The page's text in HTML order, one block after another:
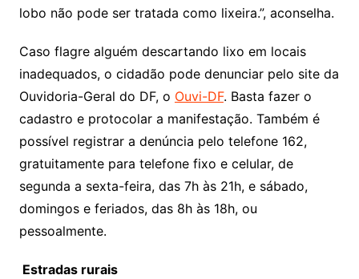
lobo não pode ser tratada como lixeira.”, aconselha.
Caso flagre alguém descartando lixo em locais
inadequados, o cidadão pode denunciar pelo site da
Ouvidoria-Geral do DF, o Ouvi-DF. Basta fazer o
cadastro e protocolar a manifestação. Também é
possível registrar a denúncia pelo telefone 162,
gratuitamente para telefone fixo e celular, de
segunda a sexta-feira, das 7h às 21h, e sábado,
domingos e feriados, das 8h às 18h, ou
pessoalmente.
Estradas rurais